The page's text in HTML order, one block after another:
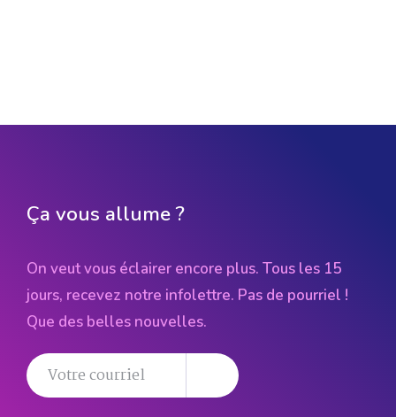
Ça vous allume ?
On veut vous éclairer encore plus. Tous les 15
jours, recevez notre infolettre. Pas de pourriel !
Que des belles nouvelles.